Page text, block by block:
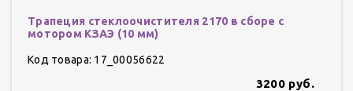
Трапеция стеклоочистителя 2170 в сборе с
мотором КЗАЭ (10 мм)
Код товара: 17_00056622
3200 руб.